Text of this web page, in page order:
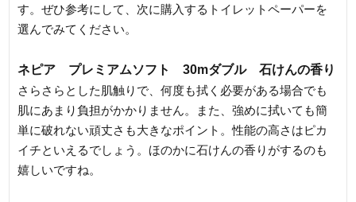
す。ぜひ参考にして、次に購入するトイレットペーパーを
選んでみてください。
ネピア プレミアムソフト 30mダブル 石けんの香り
さらさらとした肌触りで、何度も拭く必要がある場合でも
肌にあまり負担がかかりません。また、強めに拭いても簡
単に破れない頑丈さも大きなポイント。性能の高さはピカ
イチといえるでしょう。ほのかに石けんの香りがするのも
嬉しいですね。